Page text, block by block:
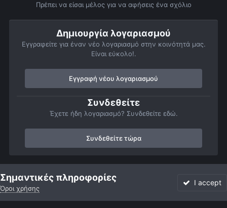
Πρέπει να είσαι μέλος για να αφήσεις ένα σχόλιο
Δημιουργία λογαριασμού
Εγγραφείτε για έναν νέο λογαριασμό στην κοινότητά μας.
Είναι εύκολο!.
Εγγραφή νέου λογαριασμού
Συνδεθείτε
Έχετε ήδη λογαριασμό? Συνδεθείτε εδώ.
Συνδεθείτε τώρα
Αρχή Αστροφωτογραφίες Member Albums
Σημαντικές πληροφορίες
Όροι χρήσης
I accept
Forum